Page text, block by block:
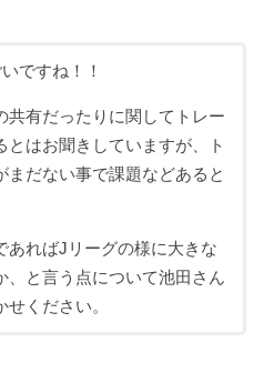
ですね！！
共有だったりに関してトレー
とはお聞きしていますが、ト
まだない事で課題などあると
あればJリーグの様に大きな
、と言う点について池田さん
ください。